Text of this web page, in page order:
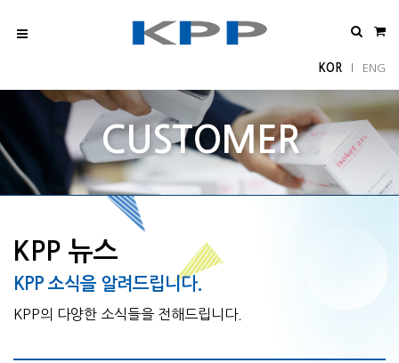
KOR ENG
CUSTOMER
KPP 뉴스
KPP 소식을 알려드립니다.
KPP의 다양한 소식들을 전해드립니다.